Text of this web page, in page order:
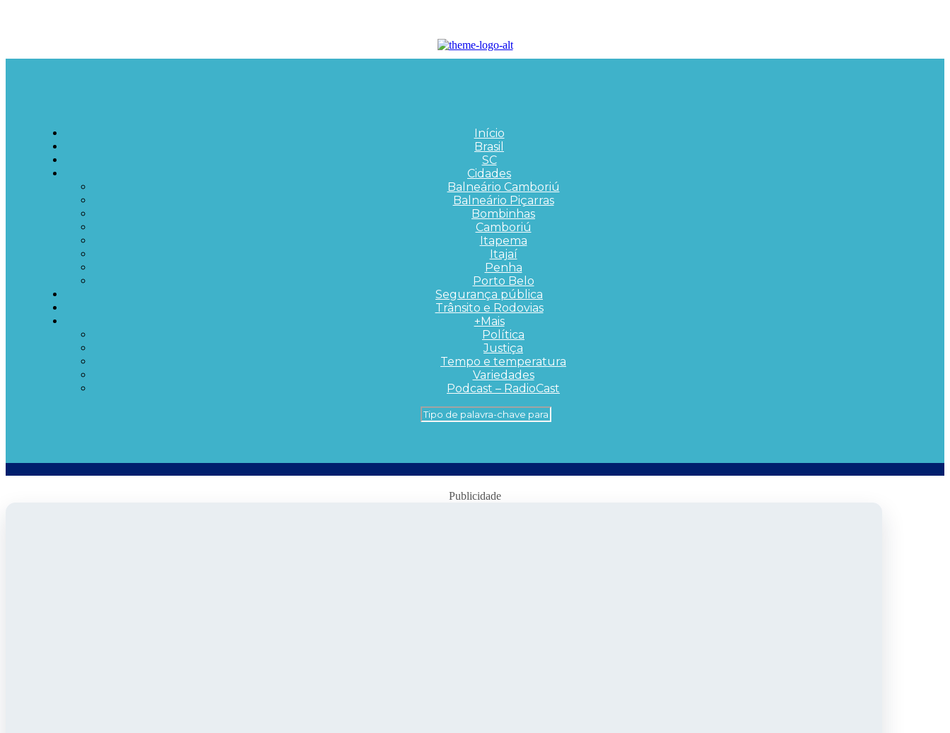
Início
Brasil
SC
Cidades
Balneário Camboriú
Balneário Piçarras
Bombinhas
Camboriú
Itapema
Itajaí
Penha
Porto Belo
Segurança pública
Trânsito e Rodovias
+Mais
Política
Justiça
Tempo e temperatura
Variedades
Podcast – RadioCast
Publicidade